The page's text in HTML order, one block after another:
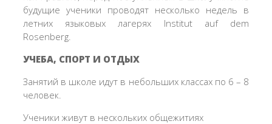
будущие ученики проводят несколько недель в
летних языковых лагерях Institut auf dem
Rosenberg.
УЧЕБА, СПОРТ И ОТДЫХ
Занятий в школе идут в небольших классах по 6 – 8
человек.
Ученики живут в нескольких общежитиях